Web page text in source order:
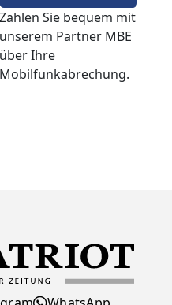
Zahlen Sie bequem mit
unserem Partner MBE
über Ihre
Mobilfunkabrechung.